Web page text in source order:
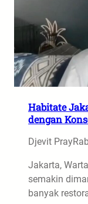
Habitate
dengan
Djevit Pray
Jakarta,
semakin
banyak